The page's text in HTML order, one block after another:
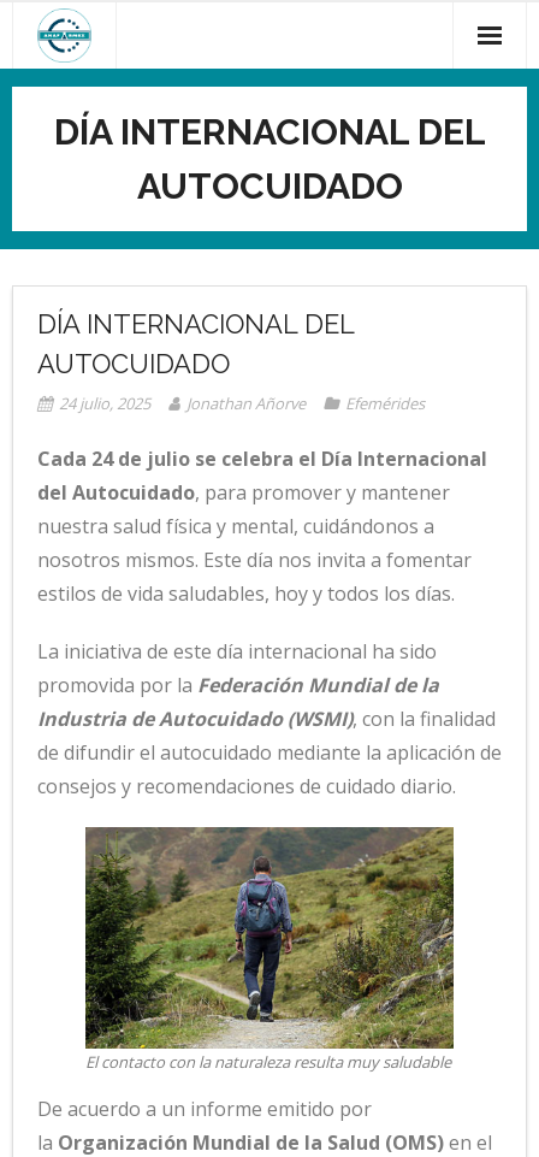
contenido
DÍA INTERNACIONAL DEL
AUTOCUIDADO
DÍA INTERNACIONAL DEL
AUTOCUIDADO
24 julio, 2025 Jonathan Añorve Efemérides
Cada 24 de julio se celebra el Día Internacional
del Autocuidado, para promover y mantener
nuestra salud física y mental, cuidándonos a
nosotros mismos. Este día nos invita a fomentar
estilos de vida saludables, hoy y todos los días.
La iniciativa de este día internacional ha sido
promovida por la Federación Mundial de la
Industria de Autocuidado (WSMI), con la finalidad
de difundir el autocuidado mediante la aplicación de
consejos y recomendaciones de cuidado diario.
El contacto con la naturaleza resulta muy saludable
De acuerdo a un informe emitido por
la Organización Mundial de la Salud (OMS)en el